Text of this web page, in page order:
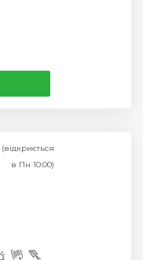
(відкриється
в Пн 10:00)